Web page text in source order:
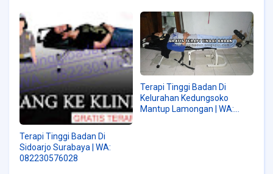
Terapi Tinggi Badan Di
Sidoarjo Surabaya | WA:
082230576028
Terapi Tinggi Badan Di
Kelurahan Kedungsoko
Mantup Lamongan | WA: